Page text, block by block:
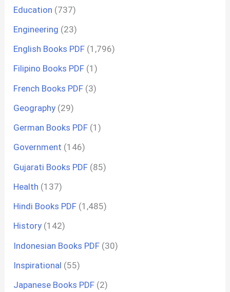
Education (737)
Engineering (23)
English Books PDF (1,796)
Filipino Books PDF (1)
French Books PDF (3)
Geography (29)
German Books PDF (1)
Government (146)
Gujarati Books PDF (85)
Health (137)
Hindi Books PDF (1,485)
History (142)
Indonesian Books PDF (30)
Inspirational (55)
Japanese Books PDF (2)